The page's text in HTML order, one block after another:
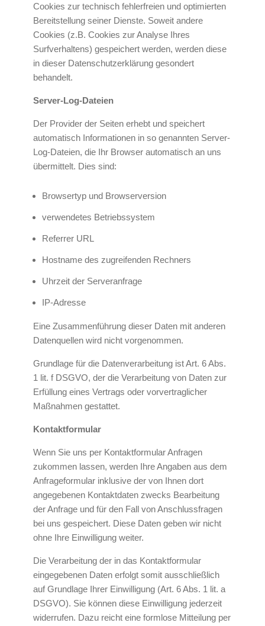
Cookies zur technisch fehlerfreien und optimierten
Bereitstellung seiner Dienste. Soweit andere
Cookies (z.B. Cookies zur Analyse Ihres
Surfverhaltens) gespeichert werden, werden diese
in dieser Datenschutzerklärung gesondert
behandelt.
Server-Log-Dateien
Der Provider der Seiten erhebt und speichert
automatisch Informationen in so genannten Server-
Log-Dateien, die Ihr Browser automatisch an uns
übermittelt. Dies sind:
Browsertyp und Browserversion
verwendetes Betriebssystem
Referrer URL
Hostname des zugreifenden Rechners
Uhrzeit der Serveranfrage
IP-Adresse
Eine Zusammenführung dieser Daten mit anderen
Datenquellen wird nicht vorgenommen.
Grundlage für die Datenverarbeitung ist Art. 6 Abs.
1 lit. f DSGVO, der die Verarbeitung von Daten zur
Erfüllung eines Vertrags oder vorvertraglicher
Maßnahmen gestattet.
Kontaktformular
Wenn Sie uns per Kontaktformular Anfragen
zukommen lassen, werden Ihre Angaben aus dem
Anfrageformular inklusive der von Ihnen dort
angegebenen Kontaktdaten zwecks Bearbeitung
der Anfrage und für den Fall von Anschlussfragen
bei uns gespeichert. Diese Daten geben wir nicht
ohne Ihre Einwilligung weiter.
Die Verarbeitung der in das Kontaktformular
eingegebenen Daten erfolgt somit ausschließlich
auf Grundlage Ihrer Einwilligung (Art. 6 Abs. 1 lit. a
DSGVO). Sie können diese Einwilligung jederzeit
widerrufen. Dazu reicht eine formlose Mitteilung per